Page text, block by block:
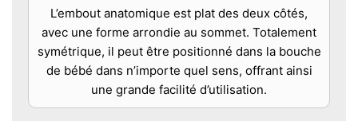
L’embout anatomique est plat des deux côtés,
avec une forme arrondie au sommet. Totalement
symétrique, il peut être positionné dans la bouche
de bébé dans n’importe quel sens, offrant ainsi
une grande facilité d’utilisation.